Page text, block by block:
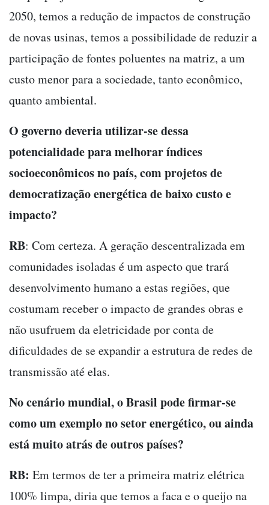
2050, temos a redução de impactos de construção
de novas usinas, temos a possibilidade de reduzir a
participação de fontes poluentes na matriz, a um
custo menor para a sociedade, tanto econômico,
quanto ambiental.
O governo deveria utilizar-se dessa
potencialidade para melhorar índices
socioeconômicos no país, com projetos de
democratização energética de baixo custo e
impacto?
RB: Com certeza. A geração descentralizada em
comunidades isoladas é um aspecto que trará
desenvolvimento humano a estas regiões, que
costumam receber o impacto de grandes obras e
não usufruem da eletricidade por conta de
dificuldades de se expandir a estrutura de redes de
transmissão até elas.
No cenário mundial, o Brasil pode firmar-se
como um exemplo no setor energético, ou ainda
está muito atrás de outros países?
RB: Em termos de ter a primeira matriz elétrica
100% limpa, diria que temos a faca e o queijo na